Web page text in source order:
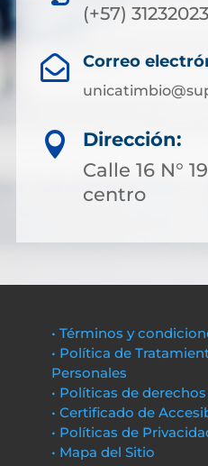
(+57)
 Correo

Dirección:
Calle 16 N°
centro
• Términos y
• Política de
Personales
• Políticas de
• Certificado de
• Políticas de
• Mapa del Sitio